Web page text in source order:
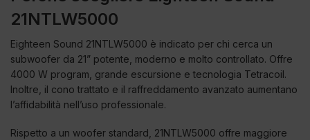
21NTLW5000
Eighteen Sound 21NTLW5000 è indicato per chi cerca un
subwoofer da 21” potente, moderno e molto controllato. Offre
4000 W program, grande escursione e tecnologia Tetracoil.
Inoltre, il cono trattato e il raffreddamento avanzato aumentano
l’affidabilità nell’uso professionale.
Rispetto a un woofer standard, 21NTLW5000 offre maggiore